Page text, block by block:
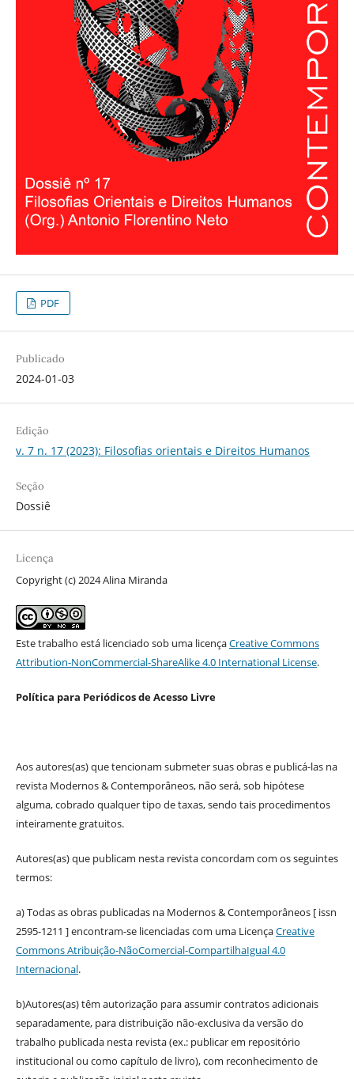
PDF
Publicado
2024-01-03
Edição
v. 7 n. 17 (2023): Filosofias orientais e Direitos Humanos
Seção
Dossiê
Licença
Copyright (c) 2024 Alina Miranda
Este trabalho está licenciado sob uma licençaCreative Commons
Attribution-NonCommercial-ShareAlike 4.0 International License.
Política para Periódicos de Acesso Livre
Aos autores(as) que tencionam submeter suas obras e publicá-las na
revista Modernos & Contemporâneos, não será, sob hipótese
alguma, cobrado qualquer tipo de taxas, sendo tais procedimentos
inteiramente gratuitos.
Autores(as) que publicam nesta revista concordam com os seguintes
termos:
a) Todas as obras publicadas na Modernos & Contemporâneos [ issn
2595-1211 ] encontram-se licenciadas com uma LicençaCreative
Commons Atribuição-NãoComercial-CompartilhaIgual 4.0
Internacional.
b)Autores(as) têm autorização para assumir contratos adicionais
separadamente, para distribuição não-exclusiva da versão do
trabalho publicada nesta revista (ex.: publicar em repositório
institucional ou como capítulo de livro), com reconhecimento de